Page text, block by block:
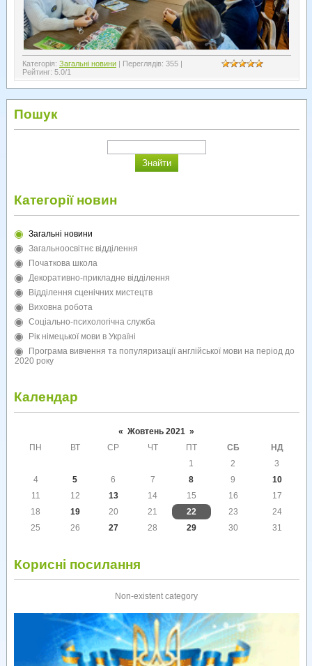
Категорія: Загальні новини| Переглядів: 355 |
Рейтинг: 5.0/1
Пошук
Категорії новин
Загальні новини
Загальноосвітнє відділення
Початкова школа
Декоративно-прикладне відділення
Відділення сценічних мистецтв
Виховна робота
Соціально-психологічна служба
Рік німецької мови в Україні
Програма вивчення та популяризації англійської мови на період до
2020 року
Календар
« Жовтень 2021 »
ПН
ВТ СР ЧТ ПТ СБ
НД
1
2
3
4
5 6 7 8 9
10
11
12 13 14 15 16
17
18
19 20 21 22 23
24
25
26 27 28 29 30 31
Корисні посилання
Non-existent category